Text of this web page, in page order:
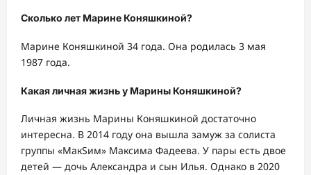
Сколько лет Марине Коняшкиной?
Марине Коняшкиной 34 года. Она родилась 3 мая
1987 года.
Какая личная жизнь у Марины Коняшкиной?
Личная жизнь Марины Коняшкиной достаточно
интересна. В 2014 году она вышла замуж за солиста
группы «МакSим» Максима Фадеева. У пары есть двое
детей — дочь Александра и сын Илья. Однако в 2020